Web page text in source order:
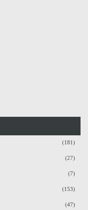
(181)
(27)
(7)
(153)
(47)